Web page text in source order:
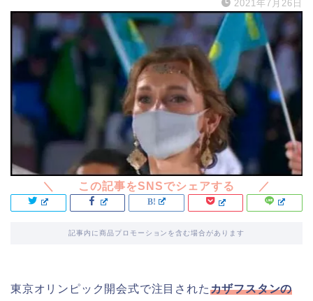
2021年7月26日
記事内に商品プロモーションを含む場合があります
東京オリンピック開会式で注目されたカザフスタンの